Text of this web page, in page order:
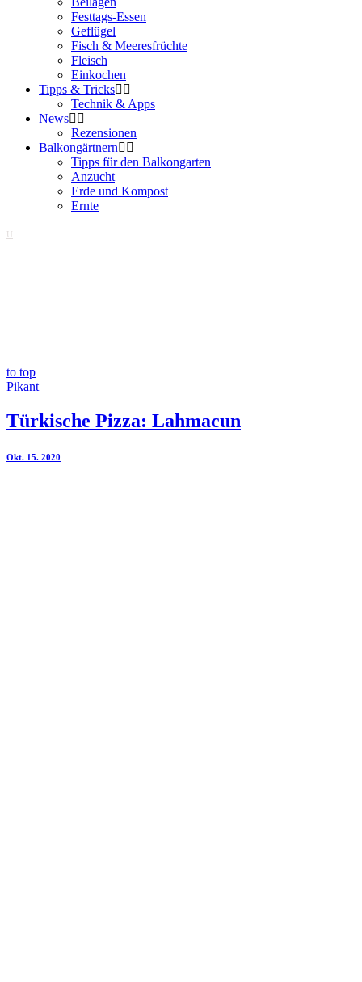
Festtags-Essen
Geflügel
Fisch & Meeresfrüchte
Fleisch
Einkochen
Tipps & Tricks
Technik & Apps
News
Rezensionen
Balkongärtnern
Tipps für den Balkongarten
Anzucht
Erde und Kompost
Ernte
to top
Pikant
Türkische Pizza: Lahmacun
Okt. 15. 2020